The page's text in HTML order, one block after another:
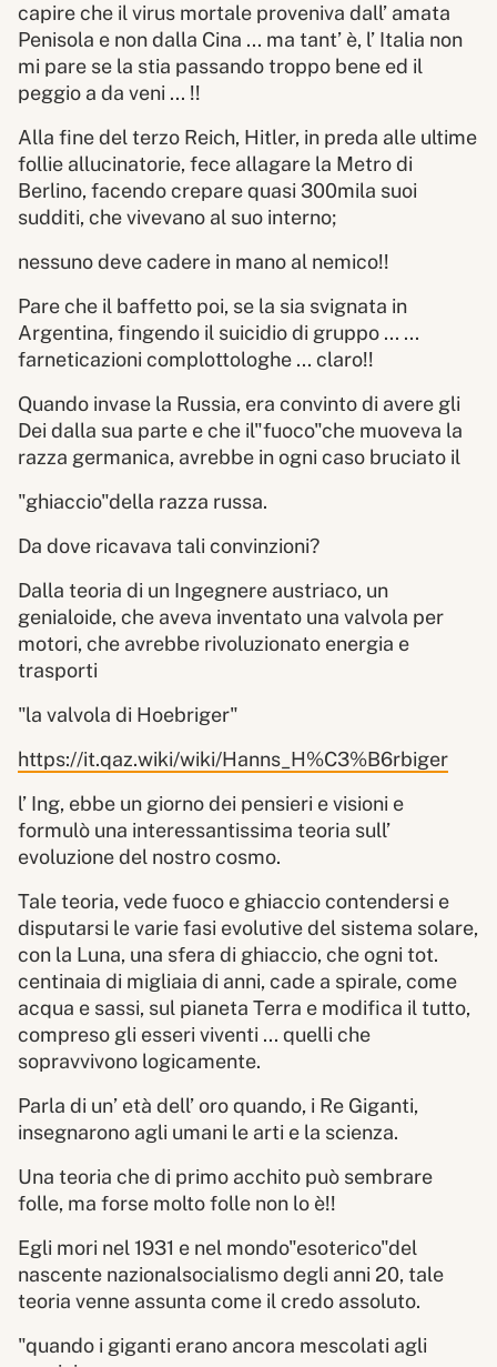
capire che il virus mortale proveniva dall’ amata
Penisola e non dalla Cina ... ma tant’ è, l’ Italia non
mi pare se la stia passando troppo bene ed il
peggio a da veni ... !!
Alla fine del terzo Reich, Hitler, in preda alle ultime
follie allucinatorie, fece allagare la Metro di
Berlino, facendo crepare quasi 300mila suoi
sudditi, che vivevano al suo interno;
nessuno deve cadere in mano al nemico!!
Pare che il baffetto poi, se la sia svignata in
Argentina, fingendo il suicidio di gruppo ... ...
farneticazioni complottologhe ... claro!!
Quando invase la Russia, era convinto di avere gli
Dei dalla sua parte e che il"fuoco"che muoveva la
razza germanica, avrebbe in ogni caso bruciato il
"ghiaccio"della razza russa.
Da dove ricavava tali convinzioni?
Dalla teoria di un Ingegnere austriaco, un
genialoide, che aveva inventato una valvola per
motori, che avrebbe rivoluzionato energia e
trasporti
"la valvola di Hoebriger"
https://it.qaz.wiki/wiki/Hanns_H%C3%B6rbiger
l’ Ing, ebbe un giorno dei pensieri e visioni e
formulò una interessantissima teoria sull’
evoluzione del nostro cosmo.
Tale teoria, vede fuoco e ghiaccio contendersi e
disputarsi le varie fasi evolutive del sistema solare,
con la Luna, una sfera di ghiaccio, che ogni tot.
centinaia di migliaia di anni, cade a spirale, come
acqua e sassi, sul pianeta Terra e modifica il tutto,
compreso gli esseri viventi ... quelli che
sopravvivono logicamente.
Parla di un’ età dell’ oro quando, i Re Giganti,
insegnarono agli umani le arti e la scienza.
Una teoria che di primo acchito può sembrare
folle, ma forse molto folle non lo è!!
Egli mori nel 1931 e nel mondo"esoterico"del
nascente nazionalsocialismo degli anni 20, tale
teoria venne assunta come il credo assoluto.
"quando i giganti erano ancora mescolati agli